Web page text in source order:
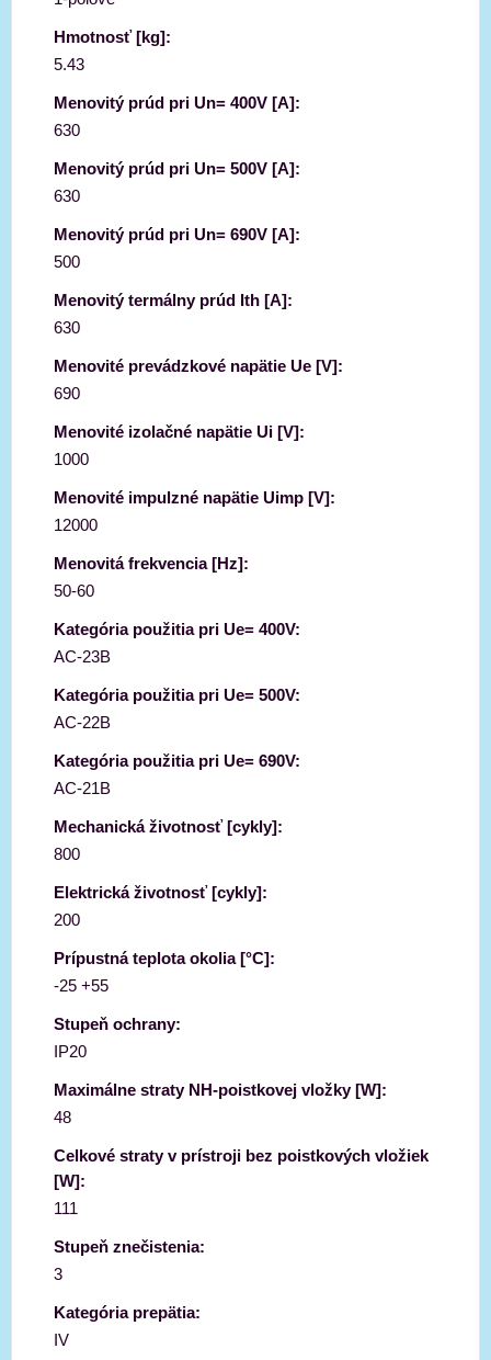
Hmotnosť [kg]:
5.43
Menovitý prúd pri Un= 400V [A]:
630
Menovitý prúd pri Un= 500V [A]:
630
Menovitý prúd pri Un= 690V [A]:
500
Menovitý termálny prúd Ith [A]:
630
Menovité prevádzkové napätie Ue [V]:
690
Menovité izolačné napätie Ui [V]:
1000
Menovité impulzné napätie Uimp [V]:
12000
Menovitá frekvencia [Hz]:
50-60
Kategória použitia pri Ue= 400V:
AC-23B
Kategória použitia pri Ue= 500V:
AC-22B
Kategória použitia pri Ue= 690V:
AC-21B
Mechanická životnosť [cykly]:
800
Elektrická životnosť [cykly]:
200
Prípustná teplota okolia [°C]:
-25 +55
Stupeň ochrany:
IP20
Maximálne straty NH-poistkovej vložky [W]:
48
Celkové straty v prístroji bez poistkových vložiek
[W]:
111
Stupeň znečistenia:
3
Kategória prepätia:
IV